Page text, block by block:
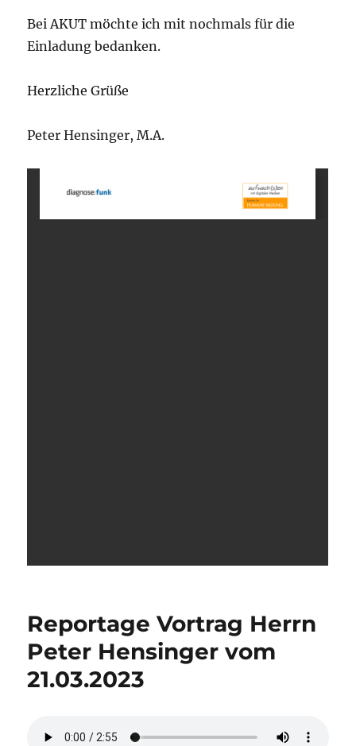
Bei AKUT möchte ich mit nochmals für die
Einladung bedanken.
Herzliche Grüße
Peter Hensinger, M.A.
Reportage Vortrag Herrn
Peter Hensinger vom
21.03.2023